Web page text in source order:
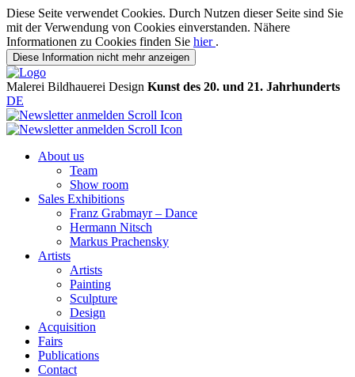
Diese Seite verwendet Cookies. Durch Nutzen dieser Seite sind Sie
mit der Verwendung von Cookies einverstanden. Nähere
Informationen zu Cookies finden Sie hier .
Diese Information nicht mehr anzeigen
Malerei Bildhauerei Design Kunst des 20. und 21. Jahrhunderts
DE
About us
Team
Show room
Sales Exhibitions
Franz Grabmayr – Dance
Hermann Nitsch
Markus Prachensky
Artists
Artists
Painting
Sculpture
Design
Acquisition
Fairs
Publications
Contact